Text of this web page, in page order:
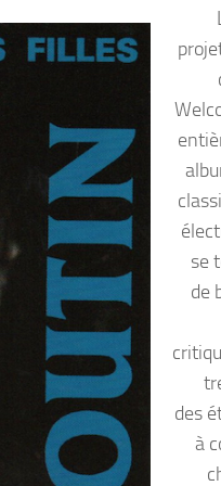
se
de
des
à